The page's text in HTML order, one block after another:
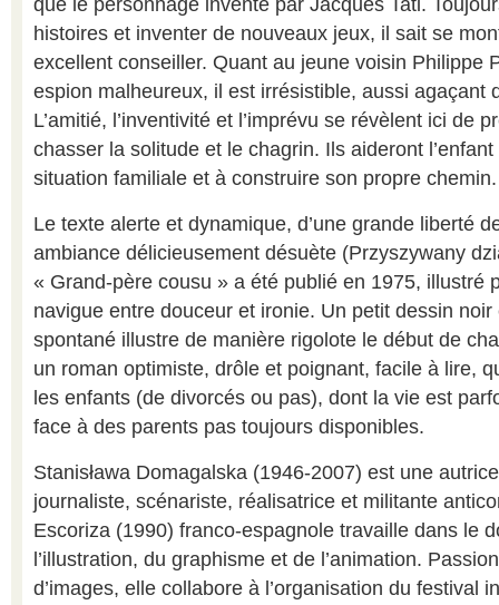
que le personnage inventé par Jacques Tati.
histoires et inventer de nouveaux jeux, il sait se
excellent conseiller. Quant au jeune voisin Philippe
espion malheureux, il est irrésistible, aussi agaçant
L’amitié, l’inventivité et l’imprévu se révèlent ici de
chasser la solitude et le chagrin. Ils aideront
situation familiale et à construire son propre chemin.
Le texte alerte et dynamique, d’une grande liberté
ambiance délicieusement désuète (Przyszywany
« Grand-père cousu » a été publié en 1975, illustré
navigue entre douceur et ironie. Un petit dessin
spontané illustre de manière rigolote le début de
un roman optimiste, drôle et poignant, facile à lire,
les enfants (de divorcés ou pas), dont la vie est
face à des parents pas toujours disponibles.
Stanisława Domagalska (1946-2007) est une
journaliste, scénariste, réalisatrice et militante
Escoriza (1990) franco-espagnole travaille dans le
l’illustration, du graphisme et de l’animation.
d’images, elle collabore à l’organisation du festival